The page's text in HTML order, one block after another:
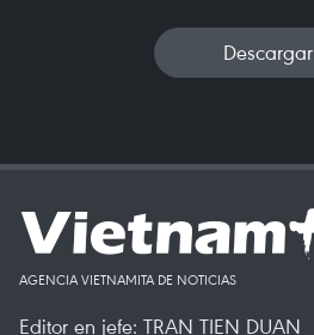
Descargar
AGENCIA VIETNAMITA DE NOTICIAS
Editor en jefe: TRAN TIEN DUAN